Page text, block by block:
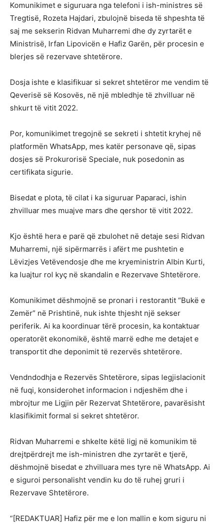
Komunikimet e siguruara nga telefoni i ish-ministres së
Tregtisë, Rozeta Hajdari, zbulojnë biseda të shpeshta të
saj me sekserin Ridvan Muharremi dhe dy zyrtarët e
Ministrisë, Irfan Lipovicën e Hafiz Garën, për procesin e
blerjes së rezervave shtetërore.
Dosja ishte e klasifikuar si sekret shtetëror me vendim të
Qeverisë së Kosovës, në një mbledhje të zhvilluar në
shkurt të vitit 2022.
Por, komunikimet tregojnë se sekreti i shtetit kryhej në
platformën WhatsApp, mes katër personave që, sipas
dosjes së Prokurorisë Speciale, nuk posedonin as
certifikata sigurie.
Bisedat e plota, të cilat i ka siguruar Paparaci, ishin
zhvilluar mes muajve mars dhe qershor të vitit 2022.
Kjo është hera e parë që zbulohet në detaje sesi Ridvan
Muharremi, një sipërmarrës i afërt me pushtetin e
Lëvizjes Vetëvendosje dhe me kryeministrin Albin Kurti,
ka luajtur rol kyç në skandalin e Rezervave Shtetërore.
Komunikimet dëshmojnë se pronari i restorantit “Bukë e
Zemër” në Prishtinë, nuk ishte thjesht një sekser
periferik. Ai ka koordinuar tërë procesin, ka kontaktuar
operatorët ekonomikë, është marrë edhe me detajet e
transportit dhe deponimit të rezervës shtetërore.
Vendndodhja e Rezervës Shtetërore, sipas legjislacionit
në fuqi, konsiderohet informacion i ndjeshëm dhe i
mbrojtur me Ligjin për Rezervat Shtetërore, pavarësisht
klasifikimit formal si sekret shtetëror.
Ridvan Muharremi e shkelte këtë ligj në komunikim të
drejtpërdrejt me ish-ministren dhe zyrtarët e tjerë,
dëshmojnë bisedat e zhvilluara mes tyre në WhatsApp. Ai
e siguroi personalisht vendin ku do të ruhej gruri i
Rezervave Shtetërore.
“[REDAKTUAR] Hafiz për me e lon mallin e kom siguru ni